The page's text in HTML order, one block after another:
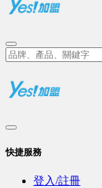
快捷服務
登入/註冊